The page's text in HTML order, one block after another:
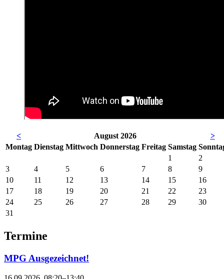
< August 2026
>
Montag Dienstag Mittwoch Donnerstag Freitag Samstag So
1
2
3
4 5 6 7 8
9
10
11 12 13 14 15
16
17
18 19 20 21 22
23
24
25 26 27 28 29
30
31
Termine
MPG Ausgezeichnet!